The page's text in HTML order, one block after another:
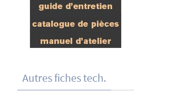
Autres fiches tech.